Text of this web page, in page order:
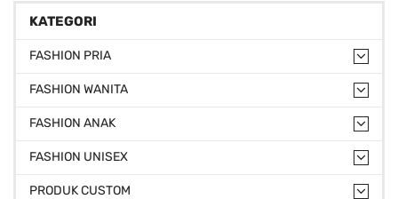
KATEGORI
FASHION PRIA
FASHION WANITA
FASHION ANAK
FASHION UNISEX
PRODUK CUSTOM